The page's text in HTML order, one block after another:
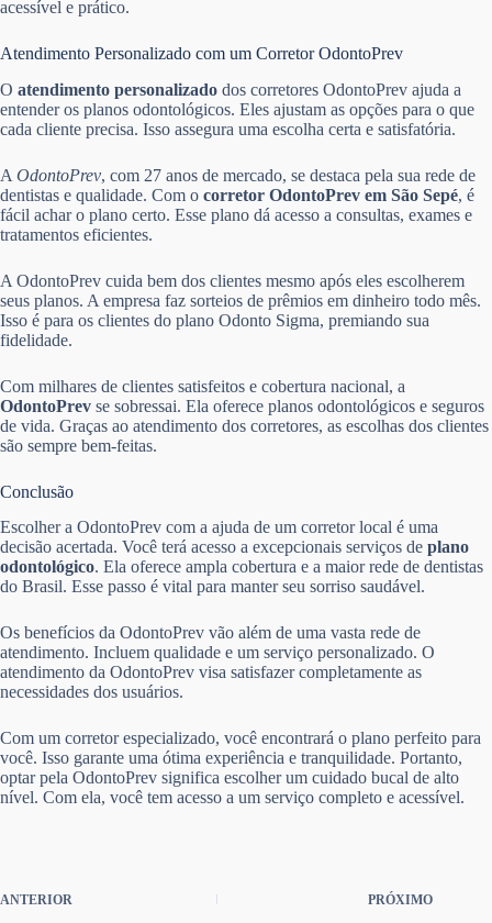
acessível e prático.
Atendimento Personalizado com um Corretor OdontoPrev
O atendimento personalizado dos corretores OdontoPrev ajuda a
entender os planos odontológicos. Eles ajustam as opções para o que
cada cliente precisa. Isso assegura uma escolha certa e satisfatória.
A OdontoPrev, com 27 anos de mercado, se destaca pela sua rede de
dentistas e qualidade. Com o corretor OdontoPrev em São Sepé, é
fácil achar o plano certo. Esse plano dá acesso a consultas, exames e
tratamentos eficientes.
A OdontoPrev cuida bem dos clientes mesmo após eles escolherem
seus planos. A empresa faz sorteios de prêmios em dinheiro todo mês.
Isso é para os clientes do plano Odonto Sigma, premiando sua
fidelidade.
Com milhares de clientes satisfeitos e cobertura nacional, a
OdontoPrev se sobressai. Ela oferece planos odontológicos e seguros
de vida. Graças ao atendimento dos corretores, as escolhas dos clientes
são sempre bem-feitas.
Conclusão
Escolher a OdontoPrev com a ajuda de um corretor local é uma
decisão acertada. Você terá acesso a excepcionais serviços de plano
odontológico. Ela oferece ampla cobertura e a maior rede de dentistas
do Brasil. Esse passo é vital para manter seu sorriso saudável.
Os benefícios da OdontoPrev vão além de uma vasta rede de
atendimento. Incluem qualidade e um serviço personalizado. O
atendimento da OdontoPrev visa satisfazer completamente as
necessidades dos usuários.
Com um corretor especializado, você encontrará o plano perfeito para
você. Isso garante uma ótima experiência e tranquilidade. Portanto,
optar pela OdontoPrev significa escolher um cuidado bucal de alto
nível. Com ela, você tem acesso a um serviço completo e acessível.
ANTERIOR PRÓXIMO